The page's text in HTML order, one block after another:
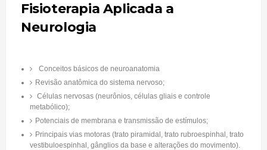
Fisioterapia Aplicada a
Neurologia
Conceitos básicos de neuroanatomia
Revisão anatômica do sistema nervoso;
Células nervosas (neurônios, células gliais e controle
metabólico);
Potenciais de membrana e transmissão de estímulos;
Principais vias motoras (trato piramidal, trato rubroespinhal, trato
vestibuloespinhal, gânglios da base e alterações do movimento).